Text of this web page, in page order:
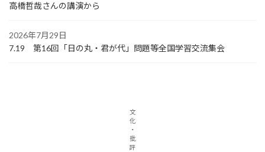
高橋哲哉さんの講演から
2026年7月29日
7.19 第16回「日の丸・君が代」問題等全国学習交流集会
文
化
・
批
評